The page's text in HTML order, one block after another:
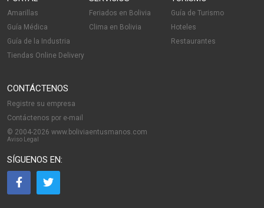
Amarillas
Guía Médica
Guía de la Industria
Tiendas Online Delivery
Feriados en Bolivia
Clima en Bolivia
Guía de Turismo
Hoteles
Restaurantes
CONTÁCTENOS
Registre su empresa
Contáctenos por e-mail
© 2004-2026 www.boliviaentusmanos.com
Aviso Legal
SÍGUENOS EN: